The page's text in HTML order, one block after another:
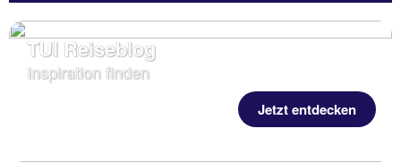
TUI Reiseblog
Inspiration finden
Jetzt entdecken